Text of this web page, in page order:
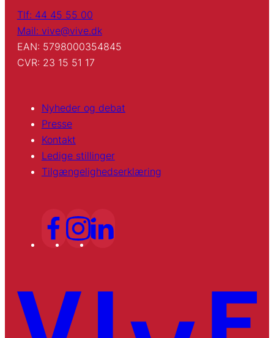
Tlf: 44 45 55 00
Mail: vive@vive.dk
EAN: 5798000354845
CVR: 23 15 51 17
Nyheder og debat
Presse
Kontakt
Ledige stillinger
Tilgængelighedserklæring